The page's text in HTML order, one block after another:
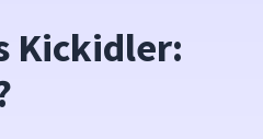
Kickidler: